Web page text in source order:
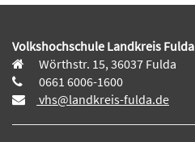
Volkshochschule Landkreis Fulda
Wörthstr. 15, 36037 Fulda
0661 6006-1600
vhs@landkreis-fulda.de